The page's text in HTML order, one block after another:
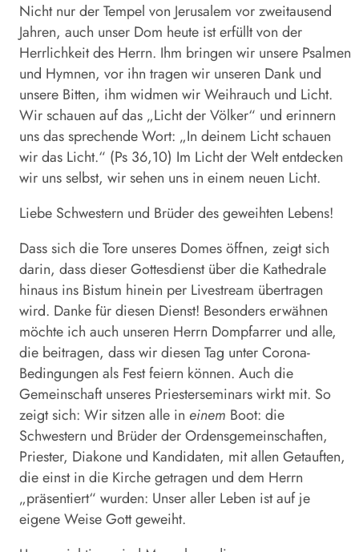
Nicht nur der Tempel von Jerusalem vor zweitausend
Jahren, auch unser Dom heute ist erfüllt von der
Herrlichkeit des Herrn. Ihm bringen wir unsere Psalmen
und Hymnen, vor ihn tragen wir unseren Dank und
unsere Bitten, ihm widmen wir Weihrauch und Licht.
Wir schauen auf das „Licht der Völker“ und erinnern
uns das sprechende Wort: „In deinem Licht schauen
wir das Licht.“ (Ps 36,10) Im Licht der Welt entdecken
wir uns selbst, wir sehen uns in einem neuen Licht.
Liebe Schwestern und Brüder des geweihten Lebens!
Dass sich die Tore unseres Domes öffnen, zeigt sich
darin, dass dieser Gottesdienst über die Kathedrale
hinaus ins Bistum hinein per Livestream übertragen
wird. Danke für diesen Dienst! Besonders erwähnen
möchte ich auch unseren Herrn Dompfarrer und alle,
die beitragen, dass wir diesen Tag unter Corona-
Bedingungen als Fest feiern können. Auch die
Gemeinschaft unseres Priesterseminars wirkt mit. So
zeigt sich: Wir sitzen alle in einem Boot: die
Schwestern und Brüder der Ordensgemeinschaften,
Priester, Diakone und Kandidaten, mit allen Getauften,
die einst in die Kirche getragen und dem Herrn
„präsentiert“ wurden: Unser aller Leben ist auf je
eigene Weise Gott geweiht.